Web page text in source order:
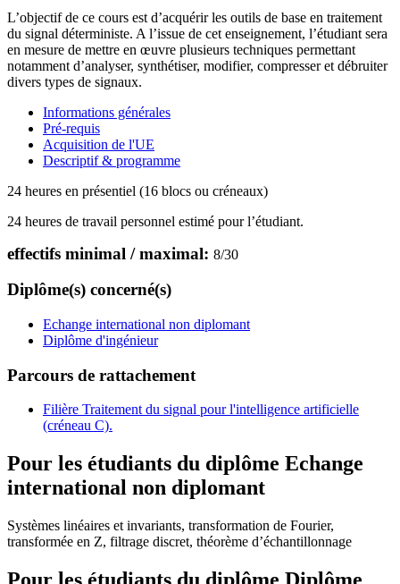
L’objectif de ce cours est d’acquérir les outils de base en traitement
du signal déterministe. A l’issue de cet enseignement, l’étudiant sera
en mesure de mettre en œuvre plusieurs techniques permettant
notamment d’analyser, synthétiser, modifier, compresser et débruiter
divers types de signaux.
Informations générales
Pré-requis
Acquisition de l'UE
Descriptif & programme
24 heures en présentiel (16 blocs ou créneaux)
24 heures de travail personnel estimé pour l’étudiant.
effectifs minimal / maximal: 8/30
Diplôme(s) concerné(s)
Echange international non diplomant
Diplôme d'ingénieur
Parcours de rattachement
Filière Traitement du signal pour l'intelligence artificielle
(créneau C).
Pour les étudiants du diplôme Echange
international non diplomant
Systèmes linéaires et invariants, transformation de Fourier,
transformée en Z, filtrage discret, théorème d’échantillonnage